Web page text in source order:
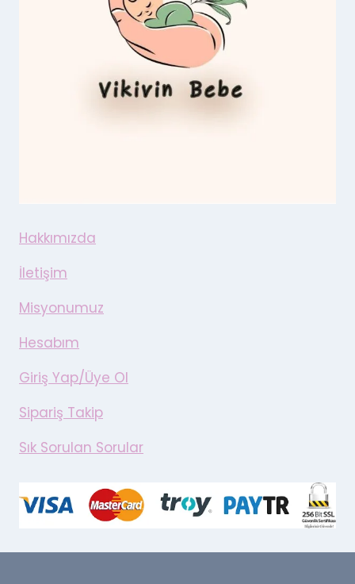
Hakkımızda
İletişim
Misyonumuz
Hesabım
Giriş Yap/Üye Ol
Sipariş Takip
Sık Sorulan Sorular